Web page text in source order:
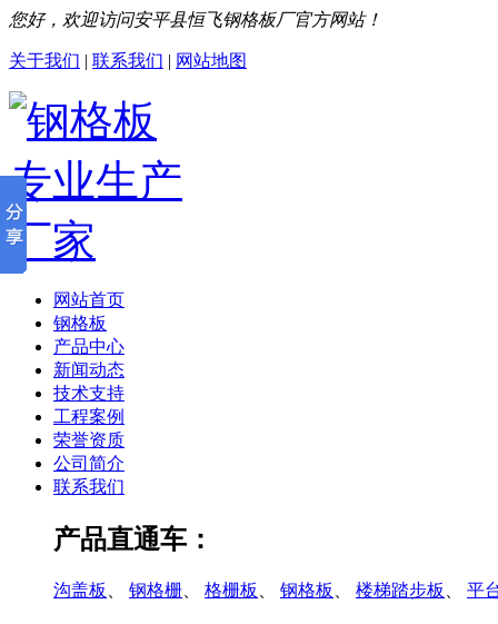
您好，欢迎访问安平县恒飞钢格板厂官方网站！
关于我们 | 联系我们 | 网站地图
网站首页
钢格板
产品中心
新闻动态
技术支持
工程案例
荣誉资质
公司简介
联系我们
产品直通车：
沟盖板 钢格栅 格栅板 钢格板 楼梯踏步板 平